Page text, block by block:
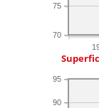
70
75
90
95